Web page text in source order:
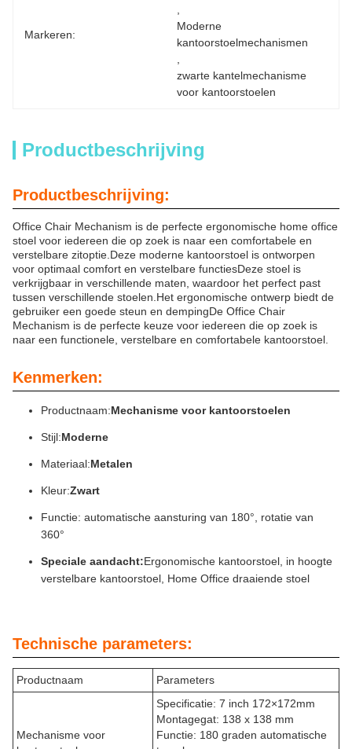
Markeren:
Moderne
kantoorstoelmechanismen
zwarte kantelmechanisme
voor kantoorstoelen
Productbeschrijving
Productbeschrijving:
Office Chair Mechanism is de perfecte ergonomische home office
stoel voor iedereen die op zoek is naar een comfortabele en
verstelbare zitoptie.Deze moderne kantoorstoel is ontworpen
voor optimaal comfort en verstelbare functiesDeze stoel is
verkrijgbaar in verschillende maten, waardoor het perfect past
tussen verschillende stoelen.Het ergonomische ontwerp biedt de
gebruiker een goede steun en dempingDe Office Chair
Mechanism is de perfecte keuze voor iedereen die op zoek is
naar een functionele, verstelbare en comfortabele kantoorstoel.
Kenmerken:
Productnaam:Mechanisme voor kantoorstoelen
Stijl:Moderne
Materiaal:Metalen
Kleur:Zwart
Functie: automatische aansturing van 180°, rotatie van
360°
Speciale aandacht:Ergonomische kantoorstoel, in hoogte
verstelbare kantoorstoel, Home Office draaiende stoel
Technische parameters:
Productnaam Parameters
Mechanisme voor
Specificatie: 7 inch 172×172mm
Montagegat: 138 x 138 mm
Functie: 180 graden automatische